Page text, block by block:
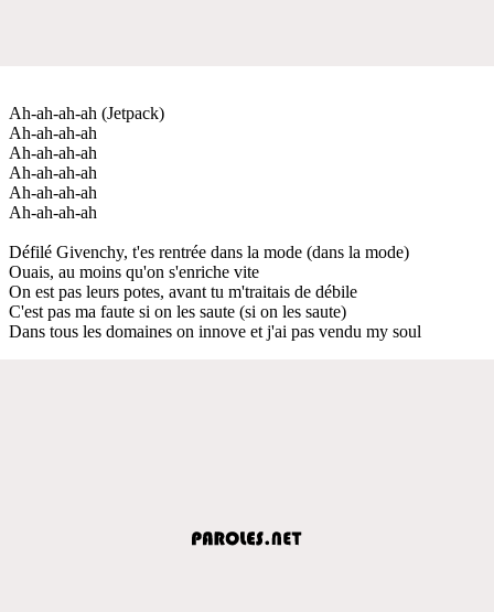
Ah-ah-ah-ah (Jetpack)
Ah-ah-ah-ah
Ah-ah-ah-ah
Ah-ah-ah-ah
Ah-ah-ah-ah
Ah-ah-ah-ah
Défilé Givenchy, t'es rentrée dans la mode (dans la mode)
Ouais, au moins qu'on s'enriche vite
On est pas leurs potes, avant tu m'traitais de débile
C'est pas ma faute si on les saute (si on les saute)
Dans tous les domaines on innove et j'ai pas vendu my soul